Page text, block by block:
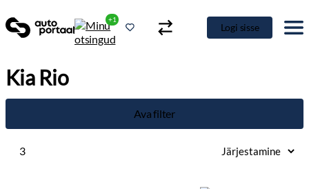
+1
Logi sisse
Kia Rio
Ava filter
3